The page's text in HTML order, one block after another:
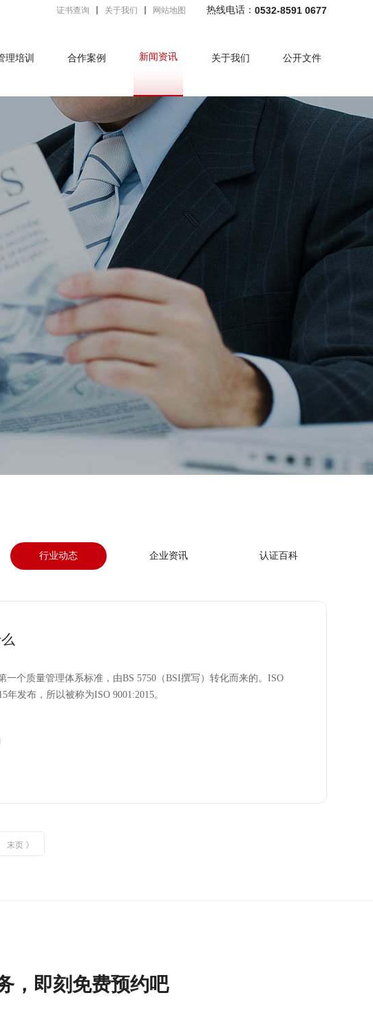
热线电话： 0532-8591 0677
证书查询 关于我们 网站地图
理培训 合作案例 新闻资讯 关于我们 公开文件
行业动态 企业资讯 认证百科
一个质量管理体系标准，由BS 5750（BSI撰写）转化而来的。ISO
年发布，所以被称为ISO 9001:2015。
末页 》
，即刻免费预约吧